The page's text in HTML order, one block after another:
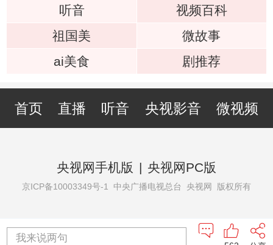
听音
视频百科
祖国美
微故事
ai美食
剧推荐
首页 直播 听音 央视影音 微视频
央视网手机版 | 央视网PC版
京ICP备10003349号-1 中央广播电视总台 央视网 版权所有
我来说两句